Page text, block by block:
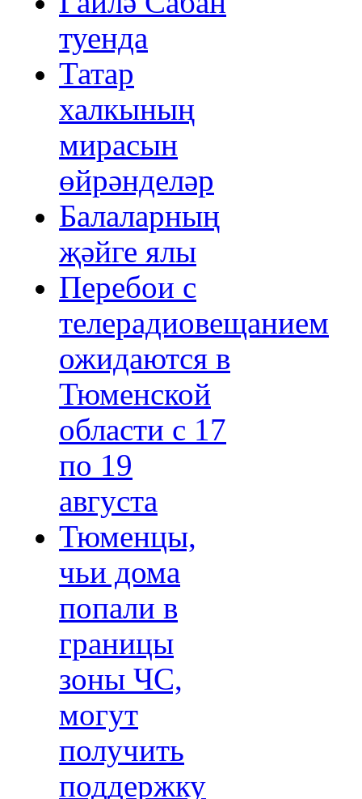
туенда
Татар
халкының
мирасын
өйрәнделәр
Балаларның
җәйге ялы
Перебои с
телерадиовещанием
ожидаются в
Тюменской
области с 17
по 19
августа
Тюменцы,
чьи дома
попали в
границы
зоны ЧС,
могут
получить
поддержку